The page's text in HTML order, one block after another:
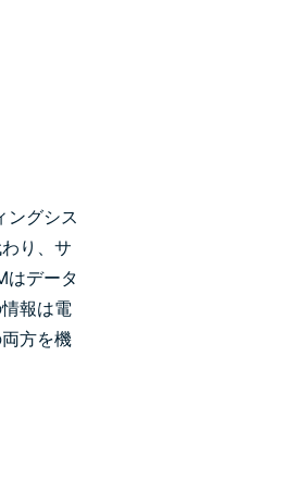
ングシス
り、サ
はデータ
報は電
方を機